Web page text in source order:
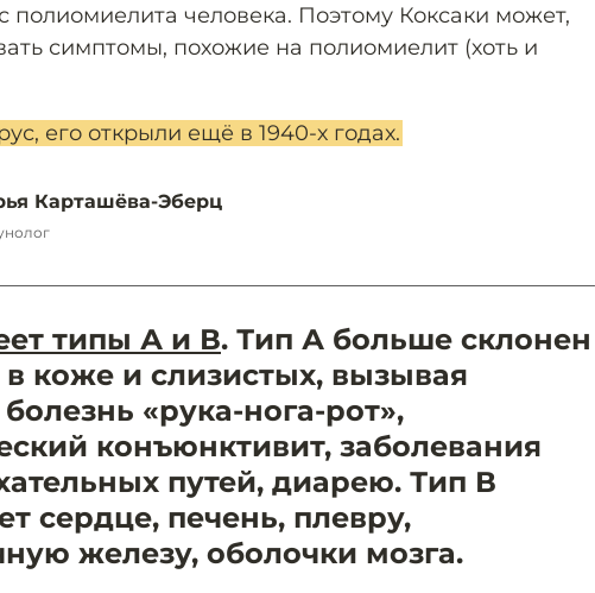
полиомиелита человека. Поэтому Коксаки может,
симптомы, похожие на полиомиелит (хоть и
его открыли ещё в 1940-х годах.
Карташёва-Эберц
типы А и В. Тип А больше склонен
коже и слизистых, вызывая
«рука-нога-рот»,
конъюнктивит, заболевания
путей, диарею. Тип В
сердце, печень, плевру,
железу, оболочки мозга.